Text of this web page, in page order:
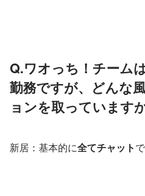
Q.ワオっち！チーム
勤務ですが、どんな
ョンを取っています
新居：基本的に全てチャット